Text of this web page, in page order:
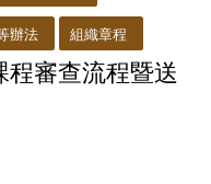
辦法 組織章程
程審查流程暨送